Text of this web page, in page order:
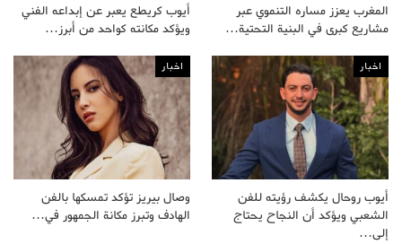
المغرب يعزز مساره التنموي عبر
مشاريع كبرى في البنية التحتية…
أيوب كريطع يعبر عن إبداعه الفني
ويؤكد مكانته كواحد من أبرز…
اخبار
أيوب روحال يكشف رؤيته للفن
الشعبي ويؤكد أن النجاح يحتاج
إلى…
اخبار
وصال بيريز تؤكد تمسكها بالفن
الهادف وتبرز مكانة الجمهور في…